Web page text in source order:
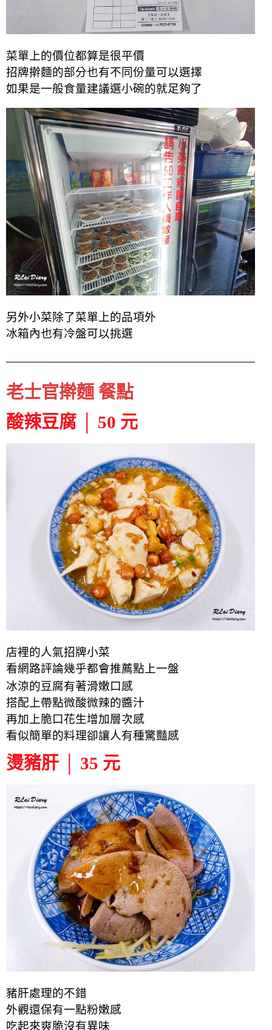
菜單上的價位都算是很平價
招牌擀麵的部分也有不同份量可以選擇
如果是一般食量建議選小碗的就足夠了
另外小菜除了菜單上的品項外
冰箱內也有冷盤可以挑選
老士官擀麵 餐點
酸辣豆腐 │ 50 元
店裡的人氣招牌小菜
看網路評論幾乎都會推薦點上一盤
冰涼的豆腐有著滑嫩口感
搭配上帶點微酸微辣的醬汁
再加上脆口花生增加層次感
看似簡單的料理卻讓人有種驚豔感
燙豬肝 │ 35 元
豬肝處理的不錯
外觀還保有一點粉嫩感
吃起來爽脆沒有異味